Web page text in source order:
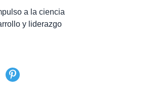
a la ciencia
y liderazgo